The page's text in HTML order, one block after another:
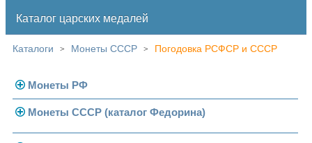
Каталог царских медалей
Каталоги > Монеты СССР > Погодовка РСФСР и СССР
Монеты РФ
Современная Россия
Монеты СССР (каталог Федорина)